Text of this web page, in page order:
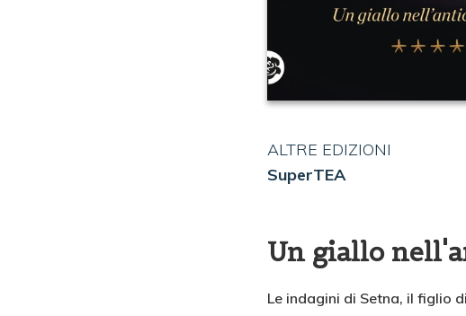
ALTRE EDIZIONI
SuperTEA
Un giallo
Le indagini di Setna, il figlio